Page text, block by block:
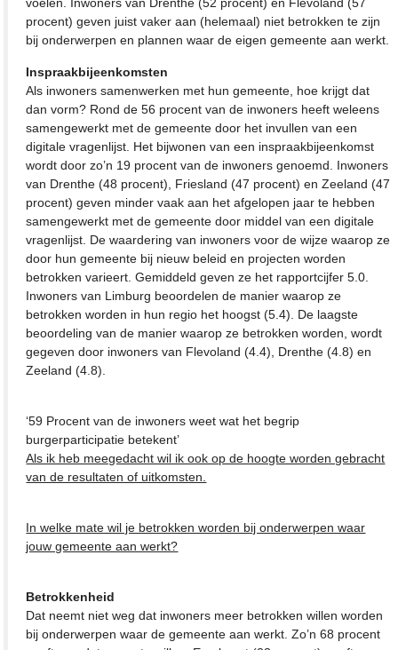
procent) geven juist vaker aan (helemaal) niet betrokken te zijn
bij onderwerpen en plannen waar de eigen gemeente aan werkt.
Inspraakbijeenkomsten
Als inwoners samenwerken met hun gemeente, hoe krijgt dat
dan vorm? Rond de 56 procent van de inwoners heeft weleens
samengewerkt met de gemeente door het invullen van een
digitale vragenlijst. Het bijwonen van een inspraakbijeenkomst
wordt door zo’n 19 procent van de inwoners genoemd. Inwoners
van Drenthe (48 procent), Friesland (47 procent) en Zeeland (47
procent) geven minder vaak aan het afgelopen jaar te hebben
samengewerkt met de gemeente door middel van een digitale
vragenlijst. De waardering van inwoners voor de wijze waarop ze
door hun gemeente bij nieuw beleid en projecten worden
betrokken varieert. Gemiddeld geven ze het rapportcijfer 5.0.
Inwoners van Limburg beoordelen de manier waarop ze
betrokken worden in hun regio het hoogst (5.4). De laagste
beoordeling van de manier waarop ze betrokken worden, wordt
gegeven door inwoners van Flevoland (4.4), Drenthe (4.8) en
Zeeland (4.8).
‘59 Procent van de inwoners weet wat het begrip
burgerparticipatie betekent’
Als ik heb meegedacht wil ik ook op de hoogte worden gebracht
van de resultaten of uitkomsten.
In welke mate wil je betrokken worden bij onderwerpen waar
jouw gemeente aan werkt?
Betrokkenheid
Dat neemt niet weg dat inwoners meer betrokken willen worden
bij onderwerpen waar de gemeente aan werkt. Zo’n 68 procent